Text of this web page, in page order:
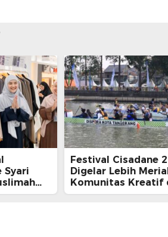
Syari
Festival Cisadane
Digelar Lebih
Komunitas Kreatif
Ratusan UMKM